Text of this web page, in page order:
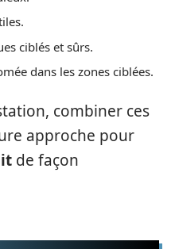
ciblés et sûrs.
dans les zones ciblées.
combiner ces
approche pour
de façon